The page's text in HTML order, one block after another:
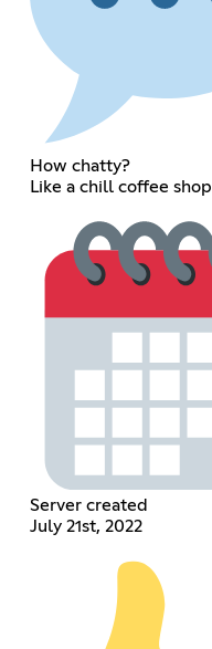
How chatty?
Like a chill coffee shop
Server created
July 21st, 2022